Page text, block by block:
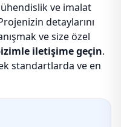
ve imalat
detaylarını
ve size özel
iletişime geçin.
standartlarda ve en